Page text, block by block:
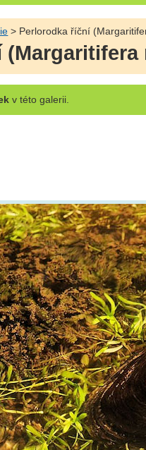
> Perlorodka říční
v této galerii.